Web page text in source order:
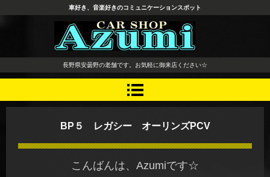
長野県 安曇野市 タイヤ ホ
イール デッドニング カーオ
ーディオ レカロシート
車好き、音楽好きのコミュニケーションスポット
長野県安曇野の老舗です。お気軽に御来店ください☆
BP５ レガシー オーリンズPCV
こんばんは、Azumiです☆